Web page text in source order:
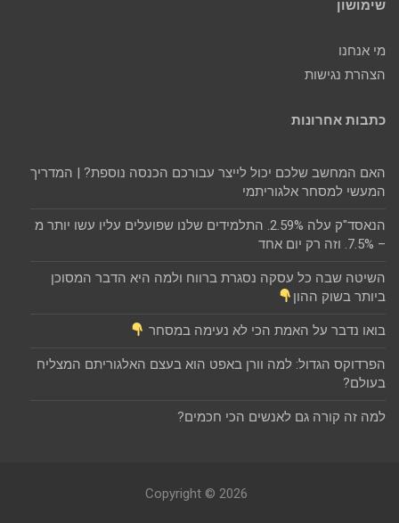
שימושון
מי אנחנו
הצהרת נגישות
כתבות אחרונות
האם המחשב שלכם יכול לייצר עבורכם הכנסה נוספת? | המדריך
המעשי למסחר אלגוריתמי
הנאסד"ק עלה 2.59%. התלמידים שלנו שפועלים עליו עשו יותר מ
– 7.5%. וזה רק יום אחד
השיטה שבה כל עסקה נסגרת ברווח ולמה היא הדבר המסוכן
ביותר בשוק ההון
בואו נדבר על האמת הכי לא נעימה במסחר
הפרדוקס הגדול: למה וורן באפט הוא בעצם האלגוריתם המצליח
בעולם?
למה זה קורה גם לאנשים הכי חכמים?
Copyright © 2026